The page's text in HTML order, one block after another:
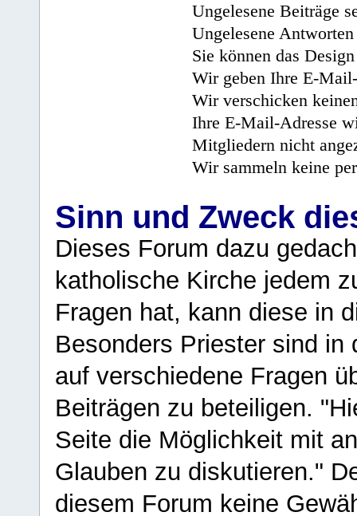
Ungelesene Beiträge
Ungelesene
Sie können das
Wir geben Ihre E-
Wir verschicken
Ihre E-Mail-Adresse
Mitgliedern nicht
Wir sammeln keine
Sinn und Zweck
Dieses Forum dazu
katholische Kirche jedem
Fragen hat, kann diese in
Besonders Priester sind in
auf verschiedene Fragen
Beiträgen zu beteiligen.
Seite die Möglichkeit mit
Glauben zu diskutieren."
diesem Forum keine